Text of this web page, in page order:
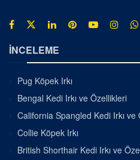
İNCELEME
Pug Köpek Irkı
Bengal Kedi Irkı ve Özellikleri
California Spangled Kedi Irkı ve
Collie Köpek Irkı
British Shorthair Kedi Irkı ve